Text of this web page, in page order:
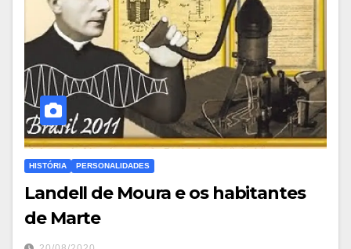
HISTÓRIA PERSONALIDADES
Landell de Moura e os habitantes
de Marte